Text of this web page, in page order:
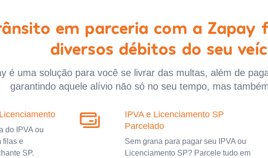
em parceria com a Zapay
diversos débitos do seu
é uma solução para você se livrar das multas, além de
garantindo aquele alívio não só no seu tempo, mas
do IPVA ou
filas e
SP.
IPVA e Licenciamento SP
Parcelado
Sem grana para pagar seu IPVA ou
Licenciamento SP? Parcele tudo em